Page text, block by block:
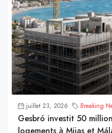
juillet 23, 2026 Breaking
Gesbró investit 50
logements à Mijas et